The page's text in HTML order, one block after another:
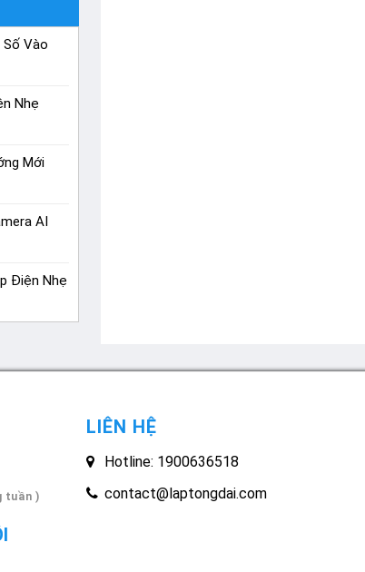
Số Vào
Nhẹ
Mới
AI
Điện Nhẹ
tuần )
LIÊN HỆ
Hotline: 1900636518
contact@laptongdai.com